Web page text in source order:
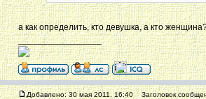
а как определить, кто девушка, а кто
_________________
Добавлено: 30 мая 2011, 16:40 Заголовок